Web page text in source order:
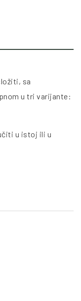
sa
u tri varijante:
u istoj ili u